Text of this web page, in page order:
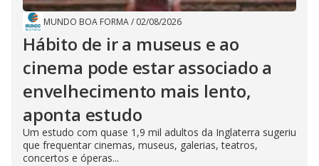
MUNDO BOA FORMA/ 02/08/2026
Hábito de ir a museus e ao
cinema pode estar associado a
envelhecimento mais lento,
aponta estudo
Um estudo com quase 1,9 mil adultos da Inglaterra sugeriu
que frequentar cinemas, museus, galerias, teatros,
concertos e óperas...